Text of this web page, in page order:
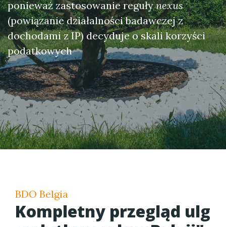
ponieważ zastosowanie regułynexus
(powiązanie działalności badawczej z
dochodami z IP) decyduje o skali korzyści
podatkowych
BDO Belgia
Kompletny przegląd ulg